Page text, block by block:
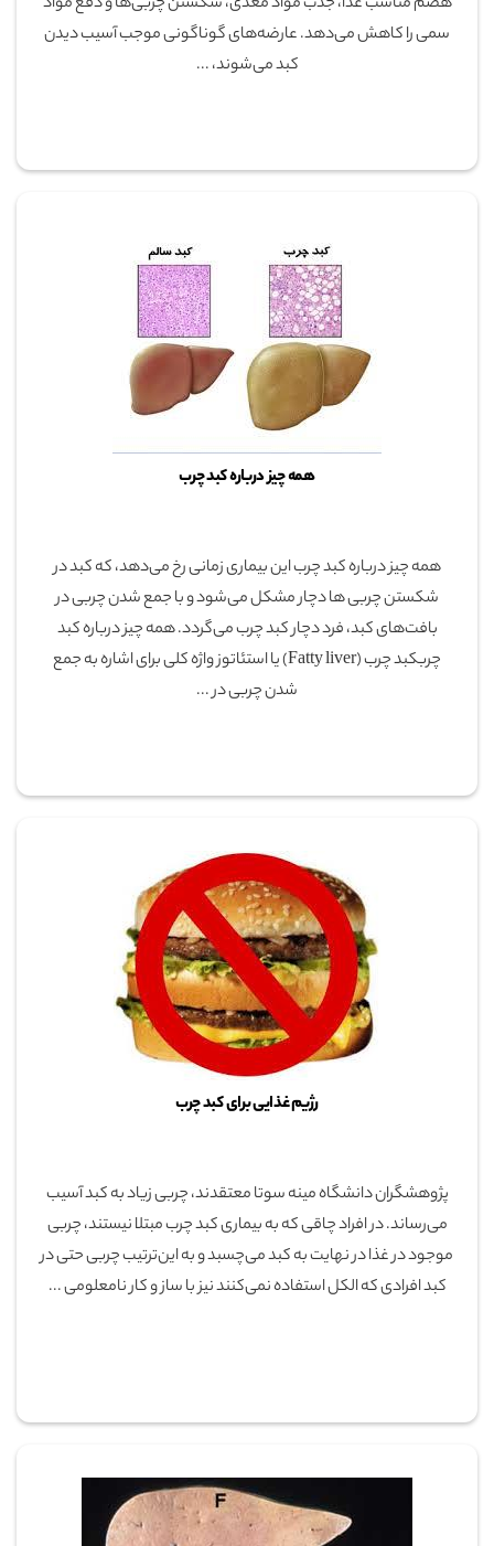
سمی را کاهش می‌دهد. عارضه‌های گوناگونی موجب آسیب دیدن
کبد می‌شوند، ...
همه چیز درباره کبد چرب
همه چیز درباره کبد چرب این بیماری زمانی رخ می‌دهد، که کبد در
شکستن چربی ها دچار مشکل می‌شود و با جمع شدن چربی در
بافت‌های کبد، فرد دچار کبد چرب می‌گردد. همه چیز درباره کبد
چربکبد چرب (Fatty liver) یا استئاتوز واژه کلی برای اشاره به جمع
شدن چربی در ...
رژیم غذایی برای کبد چرب
پژوهشگران دانشگاه مینه سوتا معتقدند، چربی زیاد به کبد آسیب
می‌رساند. در افراد چاقی که به بیماری کبد چرب مبتلا نیستند، چربی
موجود در غذا در نهایت به کبد می‌چسبد و به این‌‌ترتیب چربی حتی در
کبد افرادی که الکل استفاده نمی‌کنند نیز با ساز و کار نامعلومی ...